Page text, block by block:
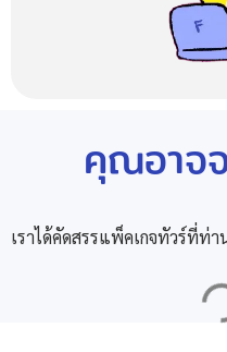
คุณอาจ
เราได้คัดสรรแพ็คเกจทัวร์ที่ท่